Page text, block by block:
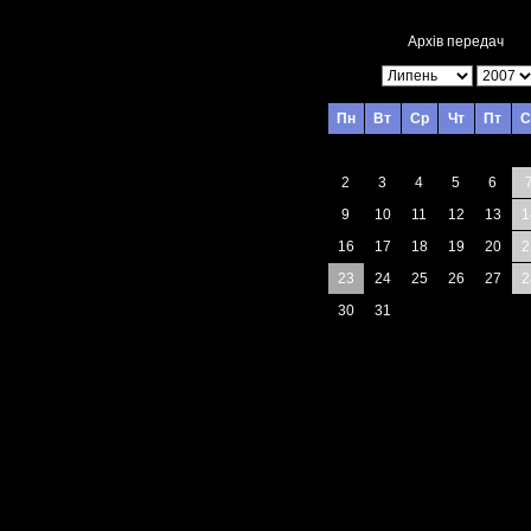
Архів передач
Пн Вт Ср Чт Пт
2
3 4 5 6 7
9
10 11 12 13
16
17 18 19 20
23
24 25 26 27
30
31